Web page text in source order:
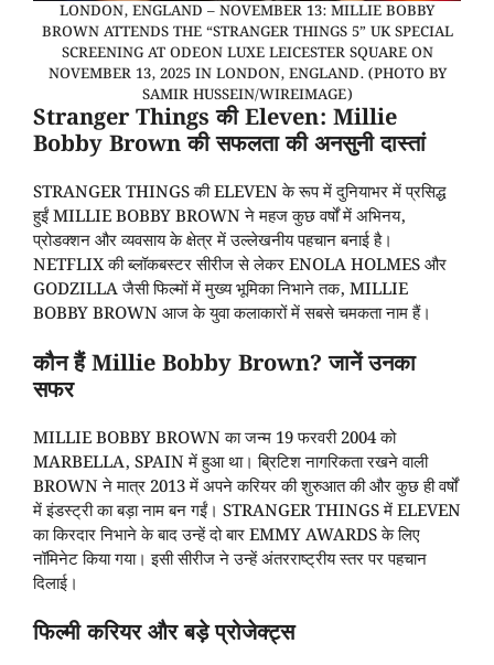
LONDON, ENGLAND – NOVEMBER 13: MILLIE BOBBY
BROWN ATTENDS THE “STRANGER THINGS 5” UK SPECIAL
SCREENING AT ODEON LUXE LEICESTER SQUARE ON
NOVEMBER 13, 2025 IN LONDON, ENGLAND. (PHOTO BY
SAMIR HUSSEIN/WIREIMAGE)
Stranger Things की Eleven: Millie
Bobby Brown की सफलता की अनसुनी दास्तां
STRANGER THINGS की ELEVEN के रूप में दुनियाभर में प्रसिद्ध
हुईं MILLIE BOBBY BROWN ने महज कुछ वर्षों में अभिनय,
प्रोडक्शन और व्यवसाय के क्षेत्र में उल्लेखनीय पहचान बनाई है।
NETFLIX की ब्लॉकबस्टर सीरीज से लेकर ENOLA HOLMES और
GODZILLA जैसी फिल्मों में मुख्य भूमिका निभाने तक, MILLIE
BOBBY BROWN आज के युवा कलाकारों में सबसे चमकता नाम हैं।
कौन हैं Millie Bobby Brown? जानें उनका
सफर
MILLIE BOBBY BROWN का जन्म 19 फरवरी 2004 को
MARBELLA, SPAIN में हुआ था। ब्रिटिश नागरिकता रखने वाली
BROWN ने मात्र 2013 में अपने करियर की शुरुआत की और कुछ ही वर्षों
में इंडस्ट्री का बड़ा नाम बन गईं। STRANGER THINGS में ELEVEN
का किरदार निभाने के बाद उन्हें दो बार EMMY AWARDS के लिए
नॉमिनेट किया गया। इसी सीरीज ने उन्हें अंतरराष्ट्रीय स्तर पर पहचान
दिलाई।
फिल्मी करियर और बड़े प्रोजेक्ट्स